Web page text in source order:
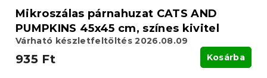
Mikroszálas párnahuzat CATS AND
PUMPKINS 45x45 cm, színes kivitel
Várható készletfeltöltés 2026.08.09
935 Ft Kosárba